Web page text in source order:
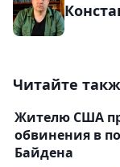
Читайте
Жителю США
обвинения в
Байдена